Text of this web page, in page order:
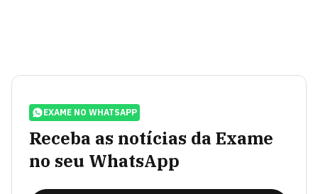
EXAME NO WHATSAPP
Receba as notícias da Exame
no seu WhatsApp